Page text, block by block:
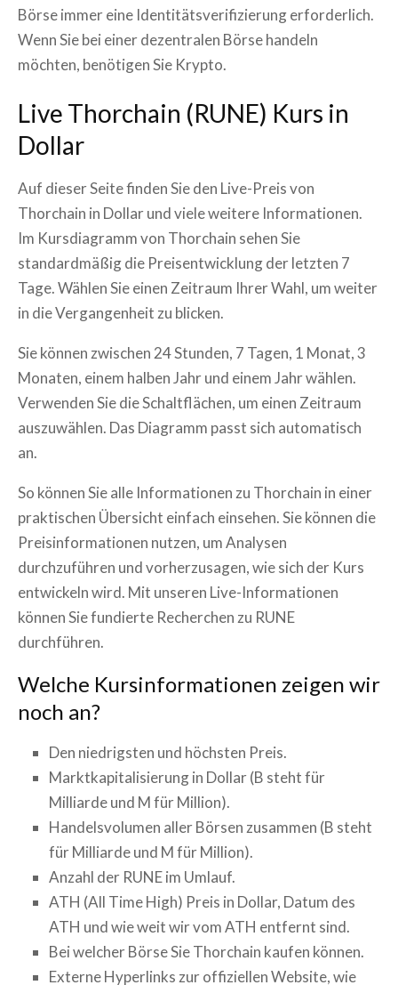
Börse immer eine Identitätsverifizierung erforderlich.
Wenn Sie bei einer dezentralen Börse handeln
möchten, benötigen Sie Krypto.
Live Thorchain (RUNE) Kurs in
Dollar
Auf dieser Seite finden Sie den Live-Preis von
Thorchain in Dollar und viele weitere Informationen.
Im Kursdiagramm von Thorchain sehen Sie
standardmäßig die Preisentwicklung der letzten 7
Tage. Wählen Sie einen Zeitraum Ihrer Wahl, um weiter
in die Vergangenheit zu blicken.
Sie können zwischen 24 Stunden, 7 Tagen, 1 Monat, 3
Monaten, einem halben Jahr und einem Jahr wählen.
Verwenden Sie die Schaltflächen, um einen Zeitraum
auszuwählen. Das Diagramm passt sich automatisch
an.
So können Sie alle Informationen zu Thorchain in einer
praktischen Übersicht einfach einsehen. Sie können die
Preisinformationen nutzen, um Analysen
durchzuführen und vorherzusagen, wie sich der Kurs
entwickeln wird. Mit unseren Live-Informationen
können Sie fundierte Recherchen zu RUNE
durchführen.
Welche Kursinformationen zeigen wir
noch an?
Den niedrigsten und höchsten Preis.
Marktkapitalisierung in Dollar (B steht für
Milliarde und M für Million).
Handelsvolumen aller Börsen zusammen (B steht
für Milliarde und M für Million).
Anzahl der RUNEim Umlauf.
ATH (All Time High) Preis in Dollar, Datum des
ATH und wie weit wir vom ATH entfernt sind.
Bei welcher Börse SieThorchain kaufen können.
Externe Hyperlinks zur offiziellen Website, wie